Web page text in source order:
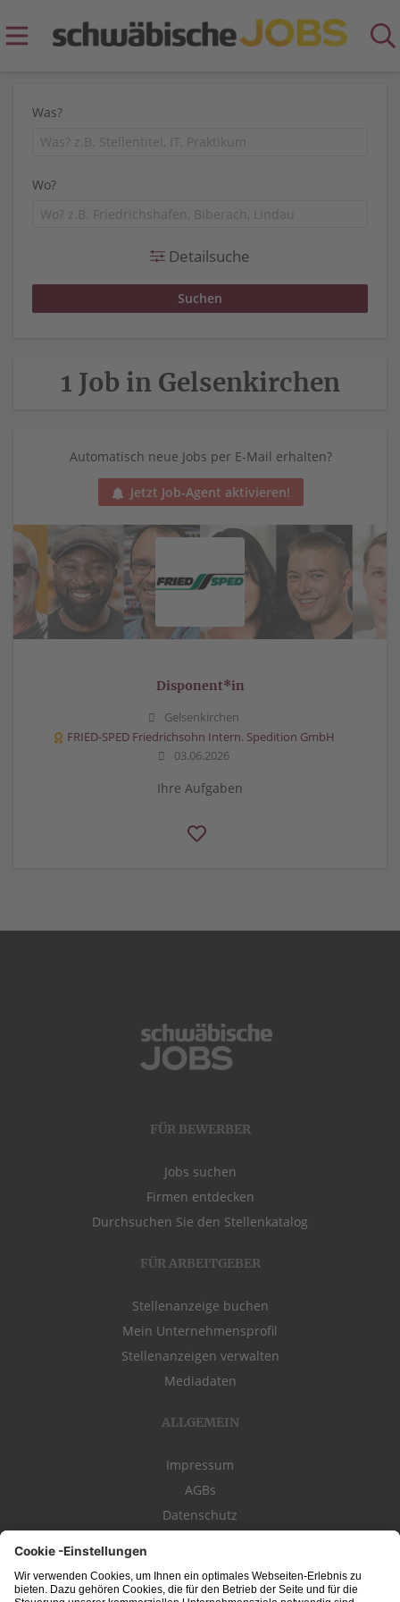
Was?
Wo?
Detailsuche
1 Job in Gelsenkirchen
Automatisch neue Jobs per E-Mail erhalten?
Jetzt Job-Agent aktivieren!
Disponent*in
Gelsenkirchen
FRIED-SPED Friedrichsohn Intern. Spedition GmbH
03.06.2026
Ihre Aufgaben
FÜR BEWERBER
Jobs suchen
Firmen entdecken
Durchsuchen Sie den Stellenkatalog
FÜR ARBEITGEBER
Stellenanzeige buchen
Mein Unternehmensprofil
Stellenanzeigen verwalten
Mediadaten
ALLGEMEIN
Impressum
AGBs
Datenschutz